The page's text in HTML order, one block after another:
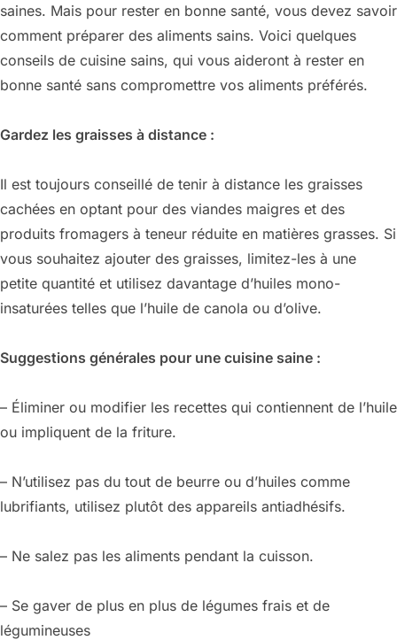
saines. Mais pour rester en bonne santé, vous devez savoir
comment préparer des aliments sains. Voici quelques
conseils de cuisine sains, qui vous aideront à rester en
bonne santé sans compromettre vos aliments préférés.
Gardez les graisses à distance :
Il est toujours conseillé de tenir à distance les graisses
cachées en optant pour des viandes maigres et des
produits fromagers à teneur réduite en matières grasses. Si
vous souhaitez ajouter des graisses, limitez-les à une
petite quantité et utilisez davantage d’huiles mono-
insaturées telles que l’huile de canola ou d’olive.
Suggestions générales pour une cuisine saine :
– Éliminer ou modifier les recettes qui contiennent de l’huile
ou impliquent de la friture.
– N’utilisez pas du tout de beurre ou d’huiles comme
lubrifiants, utilisez plutôt des appareils antiadhésifs.
– Ne salez pas les aliments pendant la cuisson.
– Se gaver de plus en plus de légumes frais et de
légumineuses